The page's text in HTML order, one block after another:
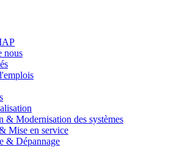
nous
& Modernisation des systèmes
Mise en service
& Dépannage